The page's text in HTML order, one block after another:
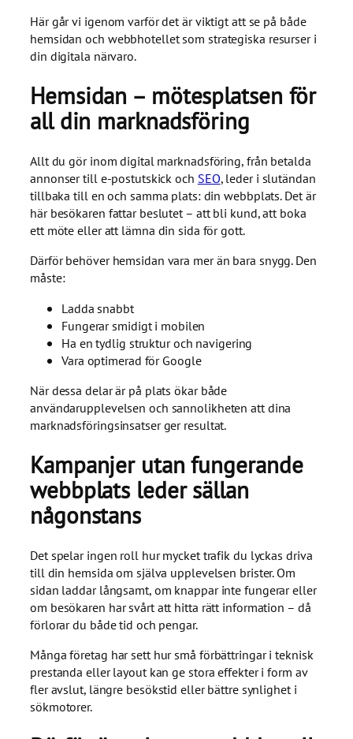
Här går vi igenom varför det är viktigt att se på både
hemsidan och webbhotellet som strategiska resurser i
din digitala närvaro.
Hemsidan – mötesplatsen för
all din marknadsföring
Allt du gör inom digital marknadsföring, från betalda
annonser till e-postutskick och SEO, leder i slutändan
tillbaka till en och samma plats: din webbplats. Det är
här besökaren fattar beslutet – att bli kund, att boka
ett möte eller att lämna din sida för gott.
Därför behöver hemsidan vara mer än bara snygg. Den
måste:
Ladda snabbt
Fungerar smidigt i mobilen
Ha en tydlig struktur och navigering
Vara optimerad för Google
När dessa delar är på plats ökar både
användarupplevelsen och sannolikheten att dina
marknadsföringsinsatser ger resultat.
Kampanjer utan fungerande
webbplats leder sällan
någonstans
Det spelar ingen roll hur mycket trafik du lyckas driva
till din hemsida om själva upplevelsen brister. Om
sidan laddar långsamt, om knappar inte fungerar eller
om besökaren har svårt att hitta rätt information – då
förlorar du både tid och pengar.
Många företag har sett hur små förbättringar i teknisk
prestanda eller layout kan ge stora effekter i form av
fler avslut, längre besökstid eller bättre synlighet i
sökmotorer.